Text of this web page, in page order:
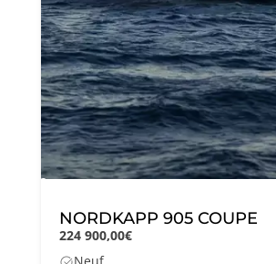
NORDKAPP 905 COUPE
224 900,00€